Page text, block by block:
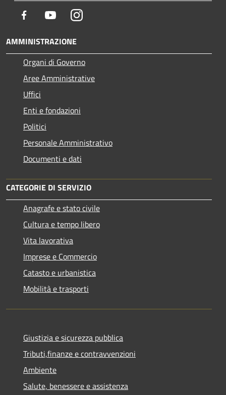
Facebook YoutubeInstagram
AMMINISTRAZIONE
Organi di Governo
Aree Amministrative
Uffici
Enti e fondazioni
Politici
Personale Amministrativo
Documenti e dati
CATEGORIE DI SERVIZIO
Anagrafe e stato civile
Cultura e tempo libero
Vita lavorativa
Imprese e Commercio
Catasto e urbanistica
Mobilità e trasporti
Giustizia e sicurezza pubblica
Tributi,finanze e contravvenzioni
Ambiente
Salute, benessere e assistenza